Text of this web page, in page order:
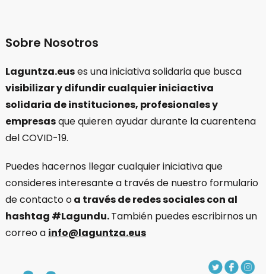
Sobre Nosotros
Laguntza.euses una iniciativa solidaria que busca
visibilizar y difundir cualquier iniciactiva
solidaria de instituciones, profesionales y
empresasque quieren ayudar durante la cuarentena
del COVID-19.
Puedes hacernos llegar cualquier iniciativa que
consideres interesante a través de nuestro formulario
de contacto oa través de redes sociales con al
hashtag #Lagundu.También puedes escribirnos un
correo a info@laguntza.eus